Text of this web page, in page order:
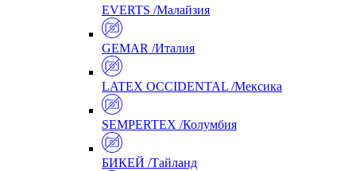
EVERTS /Малайзия
GEMAR /Италия
LATEX OCCIDENTAL /Мексика
SEMPERTEX /Колумбия
БИКЕЙ /Тайланд